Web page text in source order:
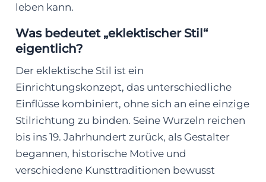
leben kann.
Was bedeutet „eklektischer Stil“
eigentlich?
Der eklektische Stil ist ein
Einrichtungskonzept, das unterschiedliche
Einflüsse kombiniert, ohne sich an eine einzige
Stilrichtung zu binden. Seine Wurzeln reichen
bis ins 19. Jahrhundert zurück, als Gestalter
begannen, historische Motive und
verschiedene Kunsttraditionen bewusst